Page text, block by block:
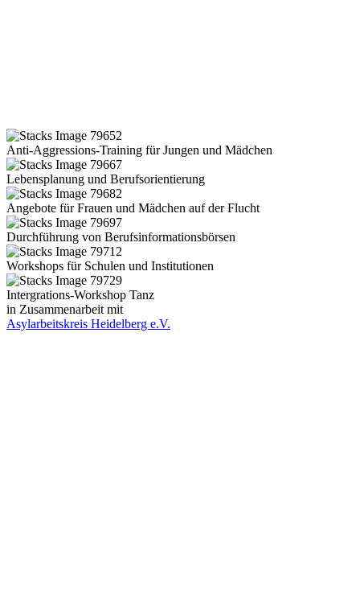
Anti-Aggressions-Training für Jungen und Mädchen
Lebensplanung und Berufsorientierung
Angebote für Frauen und Mädchen auf der Flucht
Durchführung von Berufsinformationsbörsen
Workshops für Schulen und Institutionen
Intergrations-Workshop Tanz
in Zusammenarbeit mit
Asylarbeitskreis Heidelberg e.V.